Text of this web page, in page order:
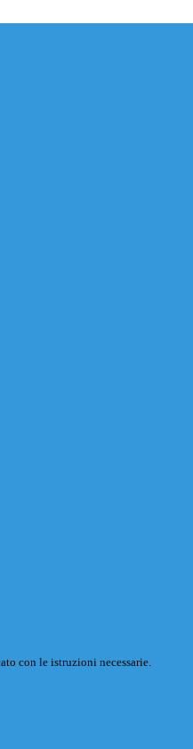
con le istruzioni necessarie.